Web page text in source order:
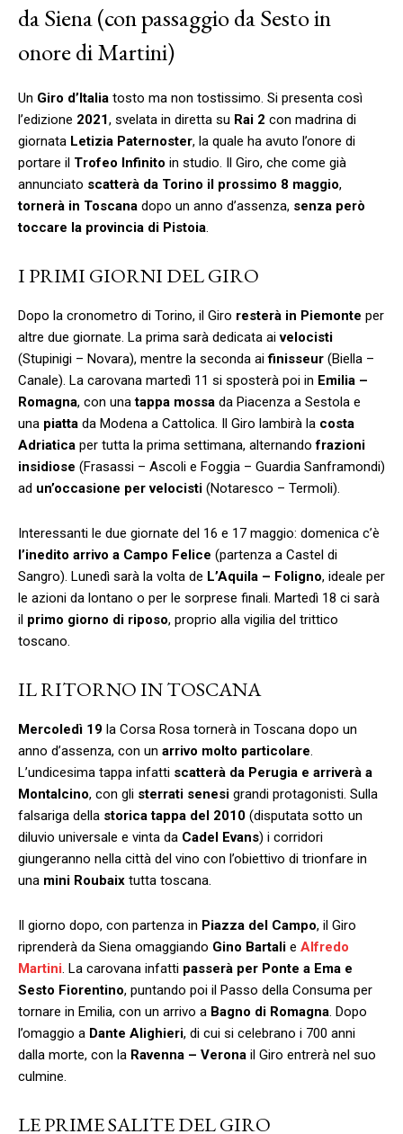
da Siena (con passaggio da Sesto in
onore di Martini)
Un Giro d’Italia tosto ma non tostissimo. Si presenta così
l’edizione 2021, svelata in diretta su Rai 2 con madrina di
giornata Letizia Paternoster, la quale ha avuto l’onore di
portare il Trofeo Infinito in studio. Il Giro, che come già
annunciato scatterà da Torino il prossimo 8 maggio,
tornerà in Toscana dopo un anno d’assenza, senza però
toccare la provincia di Pistoia.
I PRIMI GIORNI DEL GIRO
Dopo la cronometro di Torino, il Giro resterà in Piemonte per
altre due giornate. La prima sarà dedicata aivelocisti
(Stupinigi – Novara), mentre la seconda aifinisseur (Biella –
Canale). La carovana martedì 11 si sposterà poi in Emilia –
Romagna, con unatappa mossa da Piacenza a Sestola e
una piatta da Modena a Cattolica. Il Giro lambirà la costa
Adriatica per tutta la prima settimana, alternandofrazioni
insidiose (Frasassi – Ascoli e Foggia – Guardia Sanframondi)
ad un’occasione per velocisti (Notaresco – Termoli).
Interessanti le due giornate del 16 e 17 maggio: domenica c’è
l’inedito arrivo a Campo Felice (partenza a Castel di
Sangro). Lunedì sarà la volta de L’Aquila – Foligno, ideale per
le azioni da lontano o per le sorprese finali. Martedì 18 ci sarà
il primo giorno di riposo, proprio alla vigilia del trittico
toscano.
IL RITORNO IN TOSCANA
Mercoledì 19 la Corsa Rosa tornerà in Toscana dopo un
anno d’assenza, con un arrivo molto particolare.
L’undicesima tappa infatti scatterà da Perugia e arriverà a
Montalcino, con gli sterrati senesi grandi protagonisti. Sulla
falsariga della storica tappa del 2010 (disputata sotto un
diluvio universale e vinta da Cadel Evans) i corridori
giungeranno nella città del vino con l’obiettivo di trionfare in
una mini Roubaix tutta toscana.
Il giorno dopo, con partenza in Piazza del Campo, il Giro
riprenderà da Siena omaggiando Gino Bartali e Alfredo
Martini. La carovana infatti passerà per Ponte a Ema e
Sesto Fiorentino, puntando poi il Passo della Consuma per
tornare in Emilia, con un arrivo a Bagno di Romagna. Dopo
l’omaggio a Dante Alighieri, di cui si celebrano i 700 anni
dalla morte, con la Ravenna – Verona il Giro entrerà nel suo
culmine.
LE PRIME SALITE DEL GIRO